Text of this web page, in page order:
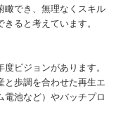
瞰でき、無理なくスキル
ると考えています。
ビジョンがあります。
と歩調を合わせた再生エ
電池など）やバッチプロ